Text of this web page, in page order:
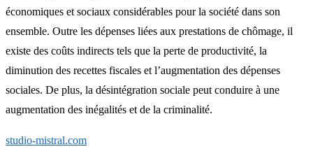
économiques et sociaux considérables pour la société dans son
ensemble. Outre les dépenses liées aux prestations de chômage, il
existe des coûts indirects tels que la perte de productivité, la
diminution des recettes fiscales et l’augmentation des dépenses
sociales. De plus, la désintégration sociale peut conduire à une
augmentation des inégalités et de la criminalité.
studio-mistral.com